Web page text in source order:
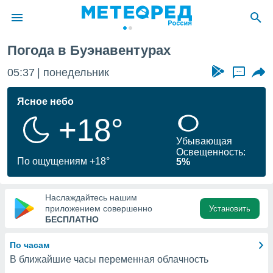
о
Вы можете
к этому
доступ
Погода в Буэнавентурах
05:37 понедельник ...
Ясное небо
+18°
По ощущениям +18°
Убывающая
Освещенность:
5%
Наслаждайтесь нашим
приложением совершенно
БЕСПЛАТНО
Установить
По часам
В ближайшие часы переменная облачность